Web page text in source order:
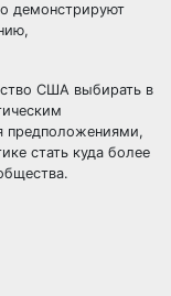
демонстрируют
США выбирать в
предположениями,
стать куда более